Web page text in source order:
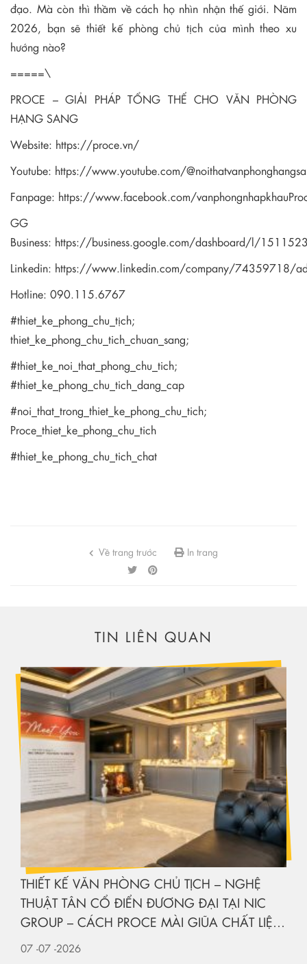
đạo. Mà còn thì thầm về cách họ nhìn nhận thế giới. Năm
2026, bạn sẽ thiết kế phòng chủ tịch của mình theo xu
hướng nào?
=====\
PROCE – GIẢI PHÁP TỔNG THỂ CHO VĂN PHÒNG
HẠNG SANG
Website: https://proce.vn/
Youtube: https://www.youtube.com/
Fanpage: https://www.facebook.com/
GG
Business: https://business.google.com/dashboard/l/
Linkedin: https://www.linkedin.com/company/74359718/
Hotline: 090.115.6767
#thiet_ke_phong_chu_tịch;
thiet_ke_phong_chu_tich_chuan_sang;
#thiet_ke_noi_that_phong_chu_tich;
#thiet_ke_phong_chu_tich_dang_cap
#noi_that_trong_thiet_ke_phong_chu_tich;
Proce_thiet_ke_phong_chu_tich
#thiet_ke_phong_chu_tich_chat
Về trang trước In trang
TIN LIÊN QUAN
THIẾT KẾ VĂN PHÒNG CHỦ TỊCH – NGHỆ
THUẬT TÂN CỔ ĐIỂN ĐƯƠNG ĐẠI TẠI NIC
GROUP – CÁCH PROCE MÀI GIŨA CHẤT LIỆU
KIẾN TẠO KHÔNG GIAN HẠNG SANG
07 -07 -2026